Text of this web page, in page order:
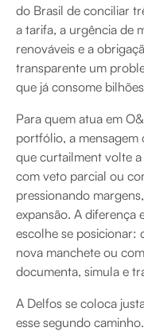
do Brasil de conciliar
a tarifa, a urgência de
renováveis e a
transparente um
que já consome
Para quem atua em
portfólio, a mensagem
que curtailment volte
com veto parcial ou
pressionando
expansão. A diferença
escolhe se posicionar:
nova manchete ou
documenta, simula e
A Delfos se coloca
esse segundo